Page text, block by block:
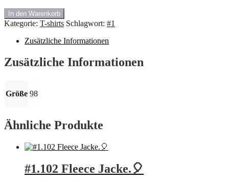
#1.292
Neu
Langarmshirt
Größe
98
In den Warenkorb
Kategorie: T-shirts Schlagwort: #1
Zusätzliche Informationen
Zusätzliche Informationen
Größe 98
Ähnliche Produkte
#1.102 Fleece Jacke.🎈